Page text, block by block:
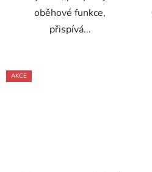
oběhové funkce,
přispívá...
AKCE